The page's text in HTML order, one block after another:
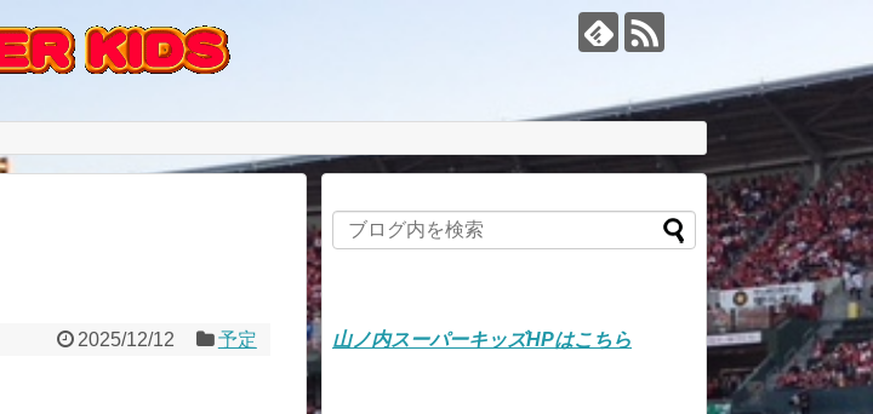
2025/12/12 予定 山ノ内スーパーキッズHPはこちら